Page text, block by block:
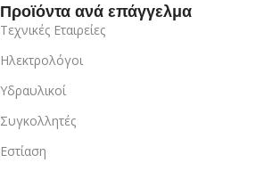
Προϊόντα ανά επάγγελμα
Τεχνικές Εταιρείες
Ηλεκτρολόγοι
Υδραυλικοί
Συγκολλητές
Εστίαση